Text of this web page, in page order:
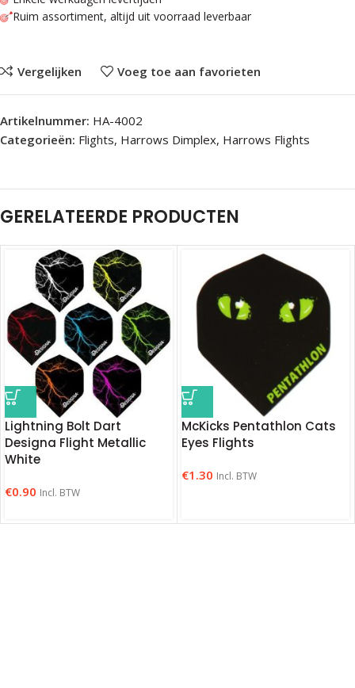
Ruim assortiment, altijd uit voorraad leverbaar
Vergelijken Voeg toe aan favorieten
Artikelnummer: HA-4002
Categorieën: Flights, Harrows Dimplex, Harrows Flights
GERELATEERDE PRODUCTEN
Lightning Bolt Dart
Designa Flight Metallic
White
€0.90 Incl. BTW
McKicks Pentathlon Cats
Eyes Flights
€1.30 Incl. BTW